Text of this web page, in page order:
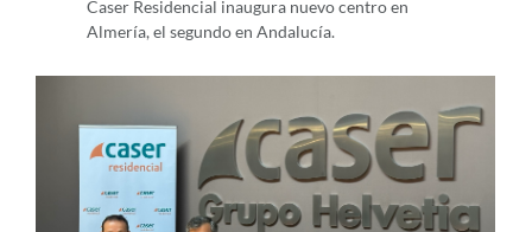
Caser Residencial inaugura nuevo centro en
Almería, el segundo en Andalucía.